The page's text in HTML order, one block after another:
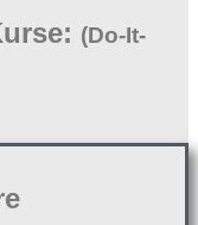
(Do-It-